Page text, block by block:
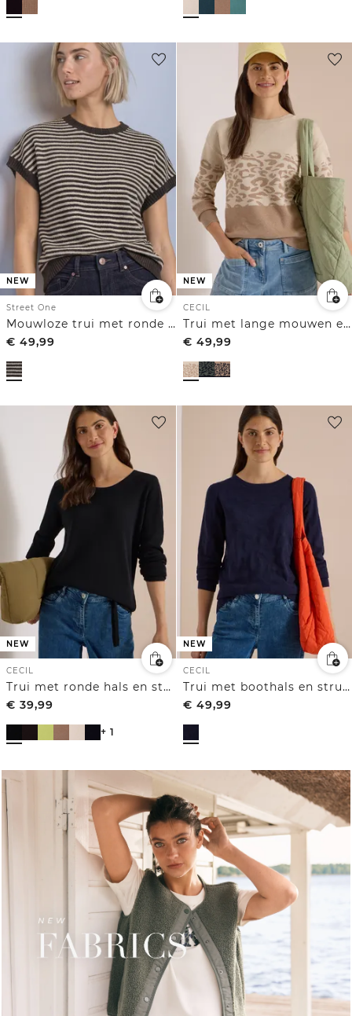
NEW
Street One
Mouwloze trui met ronde hals
€ 49,99
NEW
CECIL
Trui met lange mouwen en luipaardjacquardpatroon
€ 49,99
NEW
CECIL
Trui met ronde hals en structuur
€ 39,99
+ 1
NEW
CECIL
Trui met boothals en structuur
€ 49,99